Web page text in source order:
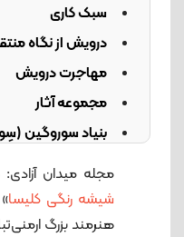
سبک کاری
درویش از نگاه
مهاجرت درویش
مجموعه آثار
بنیاد سوروگین
بزرگداشت‌ آندره
علاقۀ درویش به
مجله میدان
شیشه رنگی کلیسا
هنرمند بزرگ